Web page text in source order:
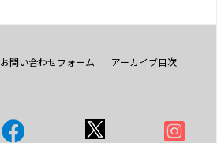
お問い合わせフォーム アーカイブ目次